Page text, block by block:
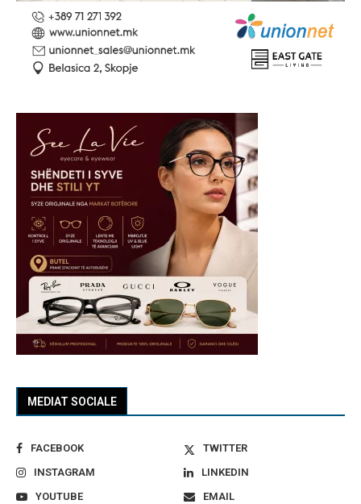
MEDIAT SOCIALE
FACEBOOK
TWITTER
INSTAGRAM
LINKEDIN
YOUTUBE
EMAIL